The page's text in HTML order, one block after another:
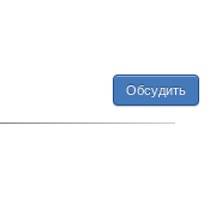
Обсудить